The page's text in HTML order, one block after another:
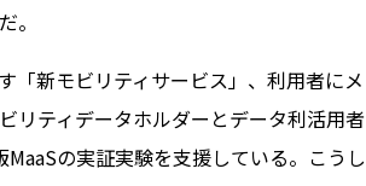
。
「新モビリティサービス」、利用者にメ
リティデータホルダーとデータ利活用者
の実証実験を支援している。こうし